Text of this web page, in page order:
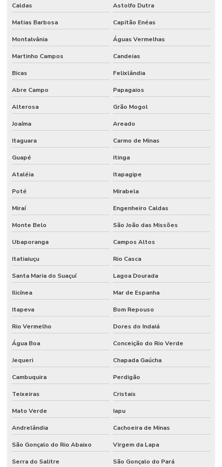
Caldas Astolfo Dutra
Matias Barbosa Capitão Enéas
Montalvânia Águas Vermelhas
Martinho Campos Candeias
Bicas Felixlândia
Abre Campo Papagaios
Alterosa Grão Mogol
Joaíma Areado
Itaguara Carmo de Minas
Guapé Itinga
Ataléia Itapagipe
Poté Mirabela
Miraí Engenheiro Caldas
Monte Belo São João das Missões
Ubaporanga Campos Altos
Itatiaiuçu Rio Casca
Santa Maria do Suaçuí Lagoa Dourada
Ilicínea Mar de Espanha
Itapeva Bom Repouso
Rio Vermelho Dores do Indaiá
Água Boa Conceição do Rio Verde
Jequeri Chapada Gaúcha
Cambuquira Perdigão
Teixeiras Cristais
Mato Verde Iapu
Andrelândia Cachoeira de Minas
São Gonçalo do Rio Abaixo Virgem da Lapa
Serra do Salitre São Gonçalo do Pará